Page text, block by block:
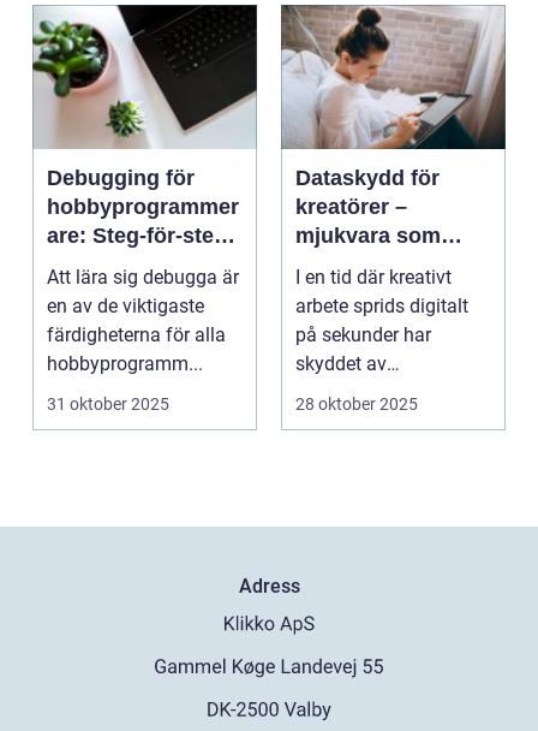
Debugging för
hobbyprogrammer
are: Steg-för-steg-
metoder
Att lära sig debugga är
en av de viktigaste
färdigheterna för alla
hobbyprogramm...
31 oktober 2025
Dataskydd för
kreatörer –
mjukvara som
skyddar
intellektuellt
kapital
I en tid där kreativt
arbete sprids digitalt
på sekunder har
skyddet av
intellektuellt ka...
28 oktober 2025
Adress